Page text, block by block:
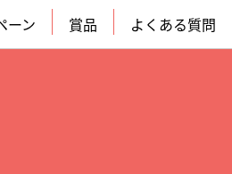
ーン 賞品 よくある質問